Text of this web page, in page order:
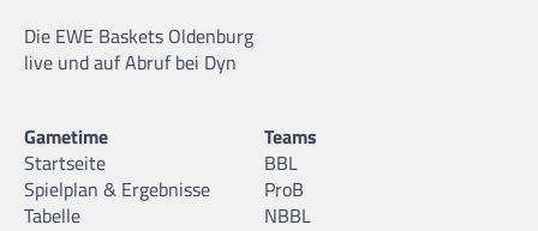
Die EWE Baskets Oldenburg
live und auf Abruf bei Dyn
Gametime
Startseite
Spielplan & Ergebnisse
Tabelle
Teams
BBL
ProB
NBBL